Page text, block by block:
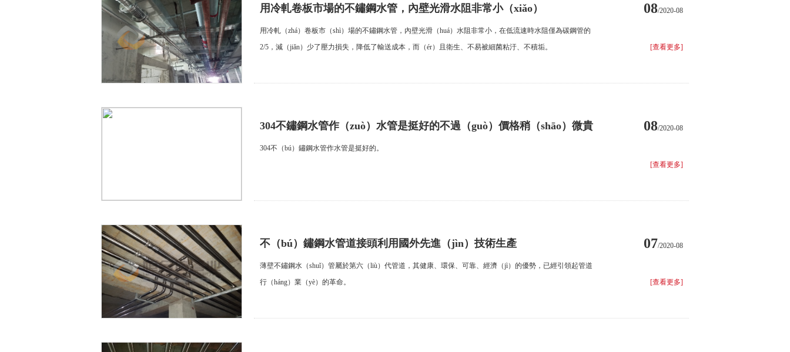
用冷軋卷板市場的不鏽鋼水管，內壁光滑水阻非常小（xiǎo）
用冷軋（zhá）卷板市（shì）場的不鏽鋼水管，內壁光滑（huá）水阻非常小，在低流速時水阻僅為碳鋼管的
2/5，減（jiǎn）少了壓力損失，降低了輸送成本，而（ér）且衛生、不易被細菌粘汙、不積垢。
08/2020-08
[查看更多]
304不鏽鋼水管作（zuò）水管是挺好的不過（guò）價格稍（shāo）微貴
些
304不（bú）鏽鋼水管作水管是挺好的。
08/2020-08
[查看更多]
不（bú）鏽鋼水管道接頭利用國外先進（jìn）技術生產
薄壁不鏽鋼水（shuǐ）管屬於第六（liù）代管道，其健康、環保、可靠、經濟（jì）的優勢，已經引領起管道
行（háng）業（yè）的革命。
07/2020-08
[查看更多]